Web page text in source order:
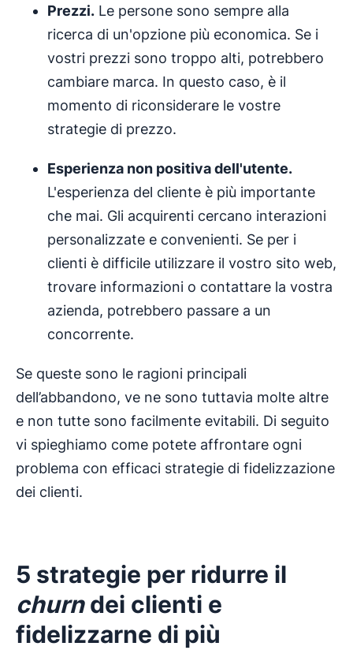
Prezzi. Le persone sono sempre alla
ricerca di un'opzione più economica. Se i
vostri prezzi sono troppo alti, potrebbero
cambiare marca. In questo caso, è il
momento di riconsiderare le vostre
strategie di prezzo.
Esperienza non positiva dell'utente.
L'esperienza del cliente è più importante
che mai. Gli acquirenti cercano interazioni
personalizzate e convenienti. Se per i
clienti è difficile utilizzare il vostro sito web,
trovare informazioni o contattare la vostra
azienda, potrebbero passare a un
concorrente.
Se queste sono le ragioni principali
dell’abbandono, ve ne sono tuttavia molte altre
e non tutte sono facilmente evitabili. Di seguito
vi spieghiamo come potete affrontare ogni
problema con efficaci strategie di fidelizzazione
dei clienti.
5 strategie per ridurre il
churndei clienti e
fidelizzarne di più